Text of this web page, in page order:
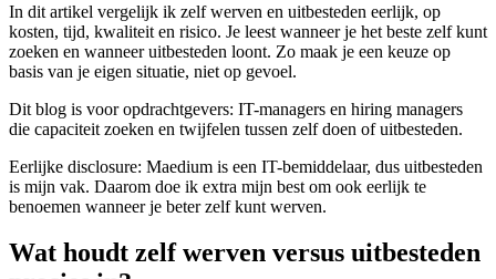
In dit artikel vergelijk ik zelf werven en uitbesteden eerlijk, op
kosten, tijd, kwaliteit en risico. Je leest wanneer je het beste zelf kunt
zoeken en wanneer uitbesteden loont. Zo maak je een keuze op
basis van je eigen situatie, niet op gevoel.
Dit blog is voor opdrachtgevers: IT-managers en hiring managers
die capaciteit zoeken en twijfelen tussen zelf doen of uitbesteden.
Eerlijke disclosure: Maedium is een IT-bemiddelaar, dus uitbesteden
is mijn vak. Daarom doe ik extra mijn best om ook eerlijk te
benoemen wanneer je beter zelf kunt werven.
Wat houdt zelf werven versus uitbesteden